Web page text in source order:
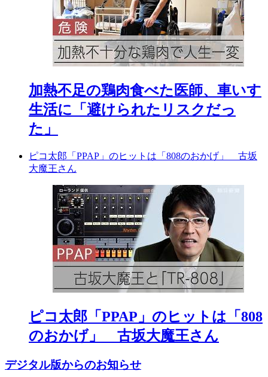
加熱不足の鶏肉食べた医師、車いす
生活に「避けられたリスクだっ
た」
ピコ太郎「PPAP」のヒットは「808のおかげ」 古坂
大魔王さん
ピコ太郎「PPAP」のヒットは「808
のおかげ」 古坂大魔王さん
デジタル版からのお知らせ